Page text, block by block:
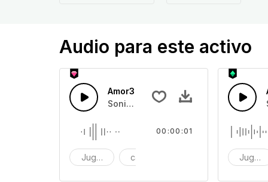
Audio para este activo
Amor3
Sonido de una caja de juguetes
Juguete caja de juguetesefecto de sonido
00:00:01